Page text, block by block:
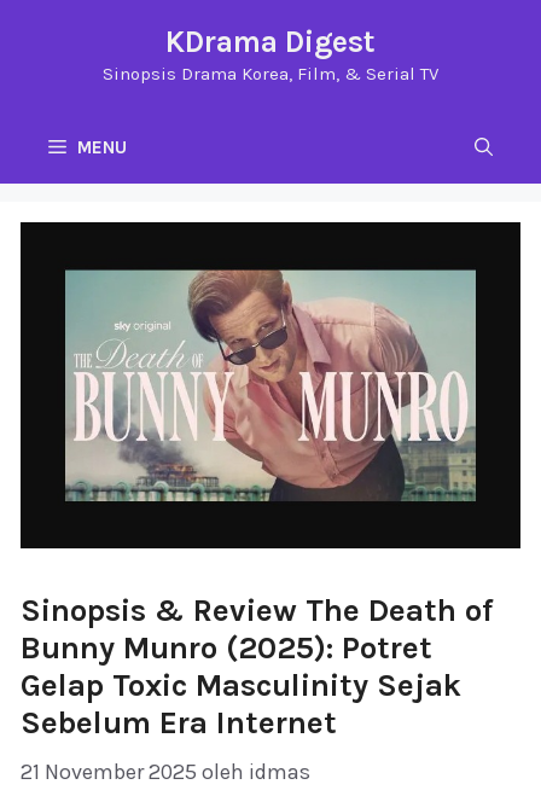
KDrama Digest
Sinopsis Drama Korea, Film, & Serial TV
MENU
Sinopsis & Review The Death of
Bunny Munro (2025): Potret
Gelap Toxic Masculinity Sejak
Sebelum Era Internet
21 November 2025 oleh idmas